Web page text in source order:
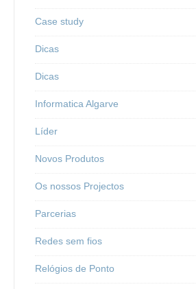
Case study
Dicas
Dicas
Informatica Algarve
Líder
Novos Produtos
Os nossos Projectos
Parcerias
Redes sem fios
Relógios de Ponto